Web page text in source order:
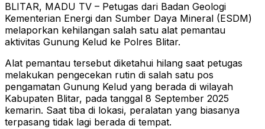
BLITAR, MADU TV – Petugas dari Badan Geologi
Kementerian Energi dan Sumber Daya Mineral (ESDM)
melaporkan kehilangan salah satu alat pemantau
aktivitas Gunung Kelud ke Polres Blitar.
Alat pemantau tersebut diketahui hilang saat petugas
melakukan pengecekan rutin di salah satu pos
pengamatan Gunung Kelud yang berada di wilayah
Kabupaten Blitar, pada tanggal 8 September 2025
kemarin. Saat tiba di lokasi, peralatan yang biasanya
terpasang tidak lagi berada di tempat.